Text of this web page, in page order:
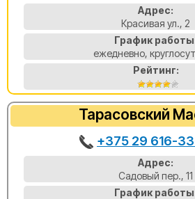
Адрес:
Красивая ул., 2
График
ежедневно,
Рейтинг:
Тарасовский
+375 29 616-
Адрес:
Садовый пер., 11
График